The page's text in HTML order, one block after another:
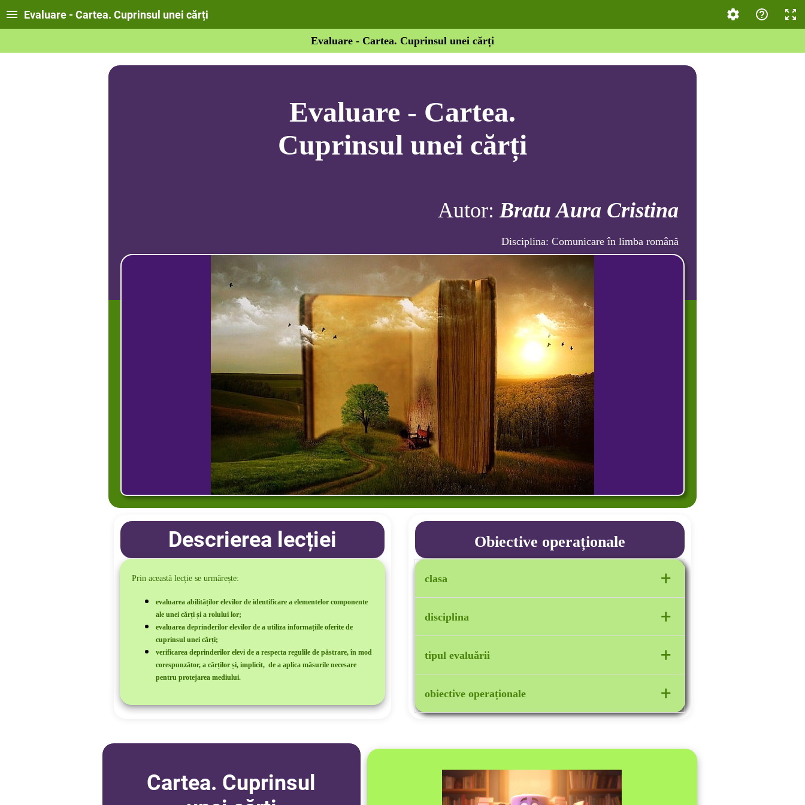
Evaluare - Cartea. Cuprinsul unei cărți
Evaluare - Cartea. Cuprinsul unei cărți
Evaluare - Cartea.
Cuprinsul unei cărți
Autor:Bratu Aura Cristina
Disciplina: Comunicare în limba română
Descrierea lecției
Prin această lecție se urmărește:
evaluarea abilităților elevilor de identificare a elementelor componente
ale unei cărți și a rolului lor;
evaluarea deprinderilor elevilor de a utiliza informațiile oferite de
cuprinsul unei cărți;
verificarea deprinderilor elevi de a respecta regulile de păstrare, în mod
corespunzător, a cărților și, implicit, de a aplica măsurile necesare
pentru protejarea mediului.
Obiective operaționale
clasa +
clasa a II a
disciplina +
Comunicare în limba română
tipul evaluării +
evaluare formativă
obiective operaționale +
unei cărți;
află folosind cuprinsul unei cărți;
să enumere cel puțin trei reguli pentru păstrarea
Cartea. Cuprinsul